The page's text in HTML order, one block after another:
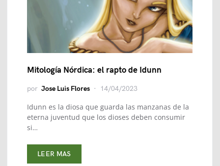
Mitología Nórdica: el rapto de Idunn
por Jose Luis Flores 14/04/2023
Idunn es la diosa que guarda las manzanas de la
eterna juventud que los dioses deben consumir
si…
LEER MAS